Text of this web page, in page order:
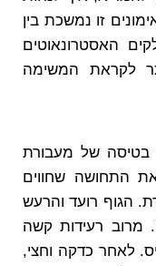
זו נמשכת בין
האסטרונאוטים
לקראת המשימה
בטיסה של מעבורת
התחושה שחווים
הגוף רועד והרעש
מרוב רעידות קשה
לאחר כדקה וחצי,